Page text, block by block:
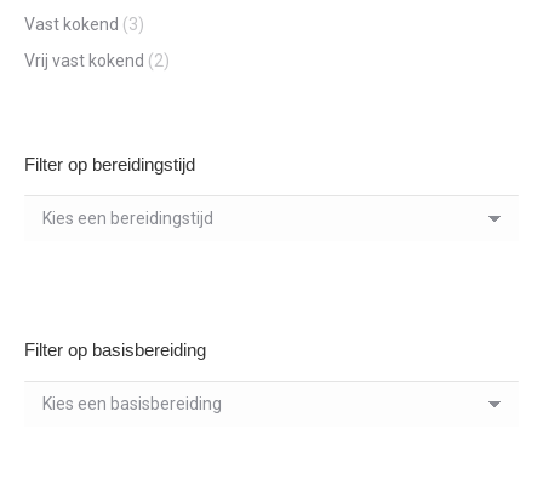
Vast kokend (3)
Vrij vast kokend (2)
Filter op bereidingstijd
Filter op basisbereiding